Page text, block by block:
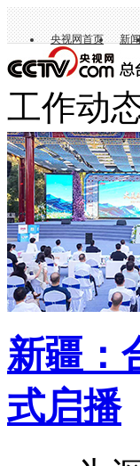
央视网首页 新闻
工作动
新疆：
式启播